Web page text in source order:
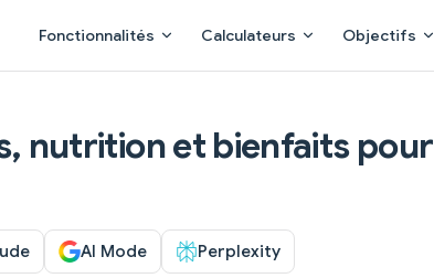
Fonctionnalités Calculateurs Objectifs
nutrition et bienfaits pour
AI Mode Perplexity